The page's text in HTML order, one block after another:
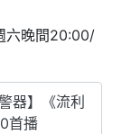
六晚間20:00/
器】《流利
首播